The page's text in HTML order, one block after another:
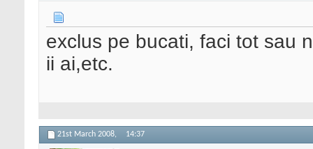
exclus pe bucati, faci tot sau
ii ai,etc.
21st March 2008, 14:37